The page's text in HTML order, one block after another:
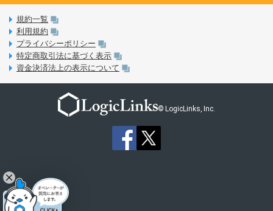
LinksStoreについて
3Dセキュアについて
未成年者の方のご契約
通信制限について
動作確認済み端末一覧
ご意見・ご要望
LinksMateのサービスについて
LPについて
おすすめプラン
お申し込み方法
あんさんぶるスターズ！！Music
規約一覧
利用規約
プライバシーポリシー
特定商取引法に基づく表示
資金決済法上の表示について
© LogicLinks, Inc.